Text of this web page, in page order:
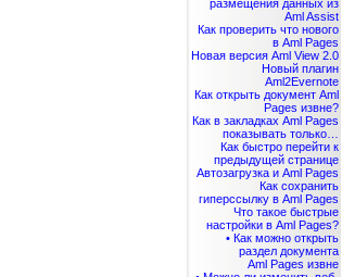
размещения данных из
Aml Assist
Как проверить что нового
в Aml Pages
Новая версия Aml View 2.0
Новый плагин
Aml2Evernote
Как открыть документ Aml
Pages извне?
Как в закладках Aml Pages
показывать только…
Как быстро перейти к
предыдущей странице
Автозагрузка и Aml Pages
Как сохранить
гиперссылку в Aml Pages
Что такое быстрые
настройки в Aml Pages?
• Как можно открыть
раздел документа
Aml Pages извне